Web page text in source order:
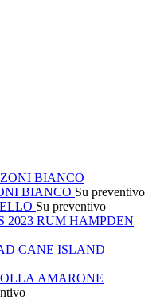
BIANCO Su preventivo
Su preventivo
RUM HAMPDEN
CANE ISLAND
AMARONE